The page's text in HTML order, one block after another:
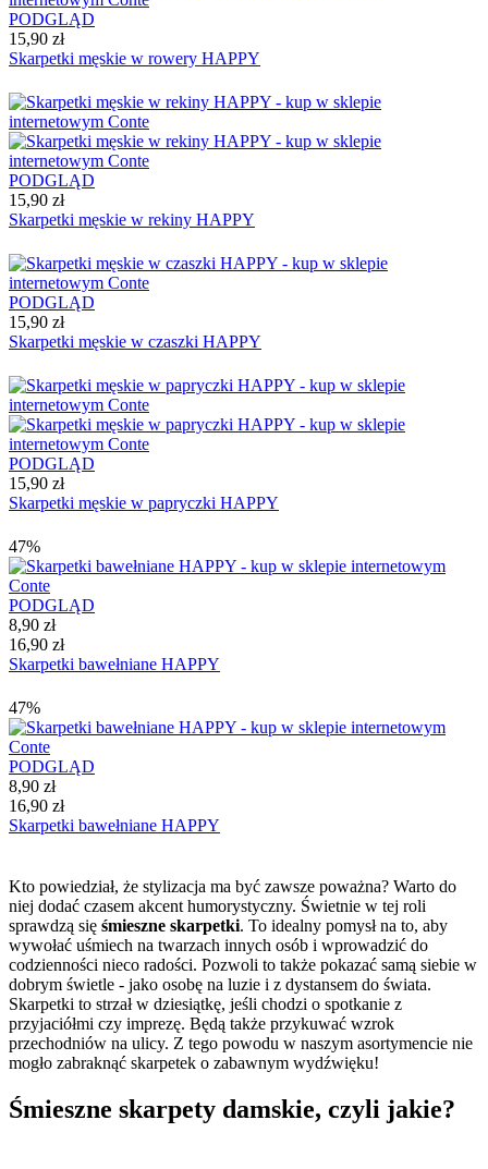
PODGLĄD
15,90 zł
Skarpetki męskie w rowery HAPPY
PODGLĄD
15,90 zł
Skarpetki męskie w rekiny HAPPY
PODGLĄD
15,90 zł
Skarpetki męskie w czaszki HAPPY
PODGLĄD
15,90 zł
Skarpetki męskie w papryczki HAPPY
47%
PODGLĄD
8,90 zł
16,90 zł
Skarpetki bawełniane HAPPY
47%
PODGLĄD
8,90 zł
16,90 zł
Skarpetki bawełniane HAPPY
Kto powiedział, że stylizacja ma być zawsze poważna? Warto do
niej dodać czasem akcent humorystyczny. Świetnie w tej roli
sprawdzą się śmieszne skarpetki. To idealny pomysł na to, aby
wywołać uśmiech na twarzach innych osób i wprowadzić do
codzienności nieco radości. Pozwoli to także pokazać samą siebie w
dobrym świetle - jako osobę na luzie i z dystansem do świata.
Skarpetki to strzał w dziesiątkę, jeśli chodzi o spotkanie z
przyjaciółmi czy imprezę. Będą także przykuwać wzrok
przechodniów na ulicy. Z tego powodu w naszym asortymencie nie
mogło zabraknąć skarpetek o zabawnym wydźwięku!
Śmieszne skarpety damskie, czyli jakie?